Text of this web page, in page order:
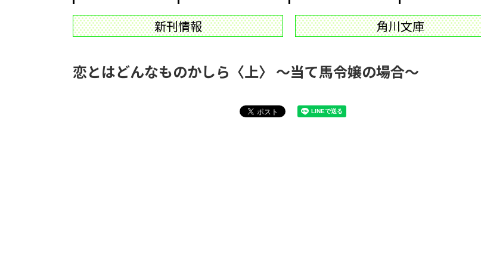
新刊情報 角川文庫
恋とはどんなものかしら〈上〉 ～当て馬令嬢の場合～